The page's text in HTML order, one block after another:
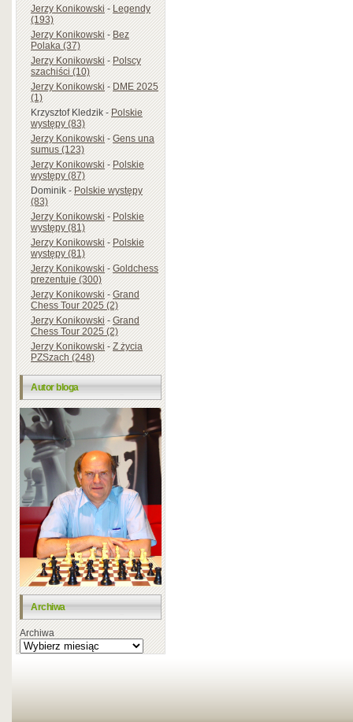
Jerzy Konikowski-Legendy
(193)
Jerzy Konikowski-Bez
Polaka (37)
Jerzy Konikowski-Polscy
szachiści (10)
Jerzy Konikowski-DME 2025
(1)
Krzysztof Kledzik-Polskie
występy (83)
Jerzy Konikowski-Gens una
sumus (123)
Jerzy Konikowski-Polskie
występy (87)
Dominik-Polskie występy
(83)
Jerzy Konikowski-Polskie
występy (81)
Jerzy Konikowski-Polskie
występy (81)
Jerzy Konikowski-Goldchess
prezentuje (300)
Jerzy Konikowski-Grand
Chess Tour 2025 (2)
Jerzy Konikowski-Grand
Chess Tour 2025 (2)
Jerzy Konikowski-Z życia
PZSzach (248)
Autor bloga
Archiwa
Archiwa